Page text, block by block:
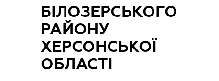
БІЛОЗЕРСЬКОГО
РАЙОНУ
ХЕРСОНСЬКОЇ
ОБЛАСТІ